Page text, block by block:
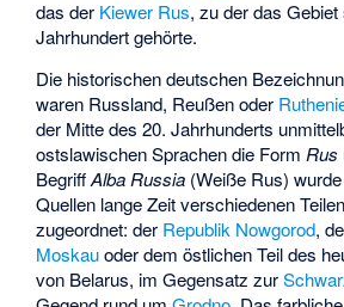
das der Kiewer Rus, zu der das Gebiet
Jahrhundert gehörte.
Die historischen deutschen
waren Russland, Reußenoder
der Mitte des 20. Jahrhunderts
ostslawischen Sprachen die Form Rus
BegriffAlba Russia (Weiße Rus)
Quellen lange Zeit verschiedenen
zugeordnet: der Republik Nowgorod,
Moskauoder dem östlichen Teil des
von Belarus, im Gegensatz zur